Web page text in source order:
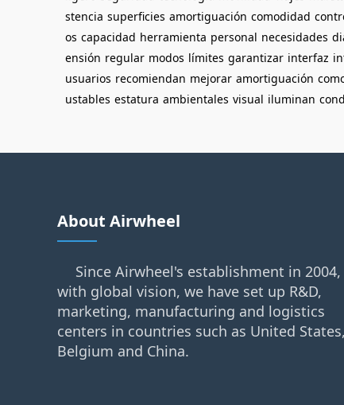
stencia superficies amortiguación comodidad
os capacidad herramienta personal necesidades
ensión regular modos límites garantizar interfaz
usuarios recomiendan mejorar amortiguación
ustables estatura ambientales visual iluminan
About Airwheel
Since Airwheel's establishment in 2004,
with global vision, we have set up R&D,
marketing, manufacturing and logistics
centers in countries such as United States,
Belgium and China.